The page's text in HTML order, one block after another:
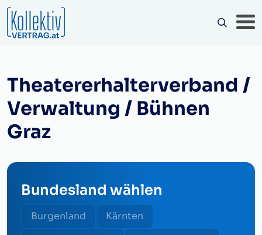
Theatererhalterverband /
Verwaltung / Bühnen
Graz
Bundesland wählen
Burgenland
Kärnten